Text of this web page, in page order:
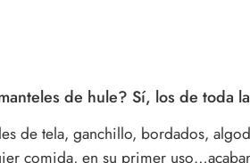
de hule? Sí, los de toda
de tela, ganchillo, bordados,
comida, en su primer